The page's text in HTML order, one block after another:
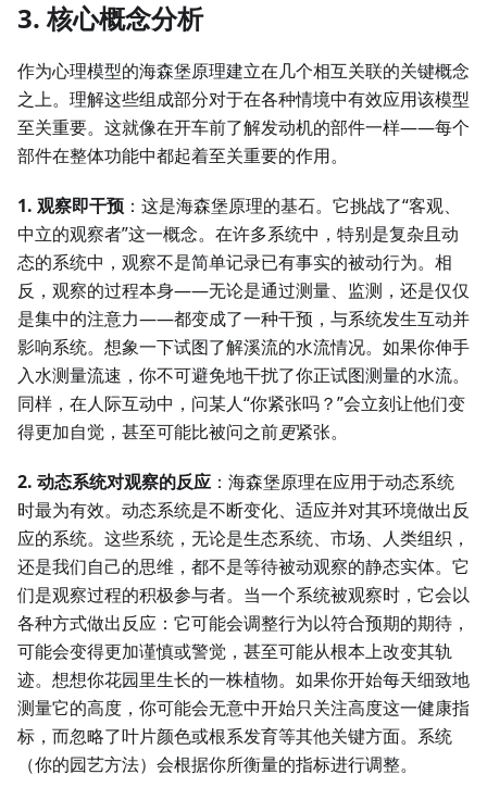
3. 核心概念分析
作为心理模型的海森堡原理建立在几个相互关联的关键概念
之上。理解这些组成部分对于在各种情境中有效应用该模型
至关重要。这就像在开车前了解发动机的部件一样——每个
部件在整体功能中都起着至关重要的作用。
1. 观察即干预 ：这是海森堡原理的基石。它挑战了“客观、
中立的观察者”这一概念。在许多系统中，特别是复杂且动
态的系统中，观察不是简单记录已有事实的被动行为。相
反，观察的过程本身——无论是通过测量、监测，还是仅仅
是集中的注意力——都变成了一种干预，与系统发生互动并
影响系统。想象一下试图了解溪流的水流情况。如果你伸手
入水测量流速，你不可避免地干扰了你正试图测量的水流。
同样，在人际互动中，问某人“你紧张吗？”会立刻让他们变
得更加自觉，甚至可能比被问之前更紧张。
2. 动态系统对观察的反应 ：海森堡原理在应用于动态系统
时最为有效。动态系统是不断变化、适应并对其环境做出反
应的系统。这些系统，无论是生态系统、市场、人类组织，
还是我们自己的思维，都不是等待被动观察的静态实体。它
们是观察过程的积极参与者。当一个系统被观察时，它会以
各种方式做出反应：它可能会调整行为以符合预期的期待，
可能会变得更加谨慎或警觉，甚至可能从根本上改变其轨
迹。想想你花园里生长的一株植物。如果你开始每天细致地
测量它的高度，你可能会无意中开始只关注高度这一健康指
标，而忽略了叶片颜色或根系发育等其他关键方面。系统
（你的园艺方法）会根据你所衡量的指标进行调整。